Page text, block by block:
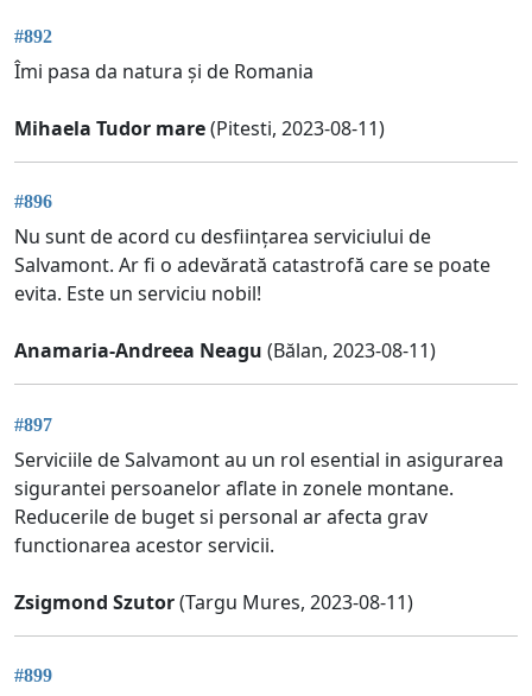
#892
Îmi pasa da natura și de Romania
Mihaela Tudor mare(Pitesti, 2023-08-11)
#896
Nu sunt de acord cu desființarea serviciului de
Salvamont. Ar fi o adevărată catastrofă care se poate
evita. Este un serviciu nobil!
Anamaria-Andreea Neagu (Bălan, 2023-08-11)
#897
Serviciile de Salvamont au un rol esential in asigurarea
sigurantei persoanelor aflate in zonele montane.
Reducerile de buget si personal ar afecta grav
functionarea acestor servicii.
Zsigmond Szutor(Targu Mures, 2023-08-11)
#899